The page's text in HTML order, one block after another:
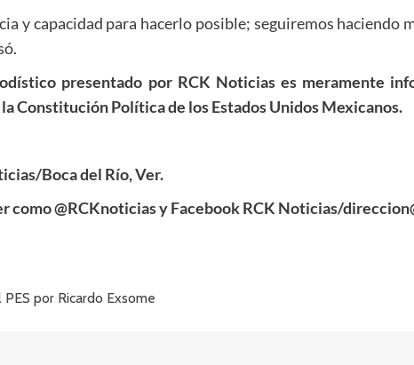
y capacidad para hacerlo posible; seguiremos
presentado por RCK Noticias es meramente
la Constitución Política de los Estados Unidos Mexicanos.
Boca del Río, Ver.
como @RCKnoticias y Facebook RCK Noticias/
por Ricardo Exsome